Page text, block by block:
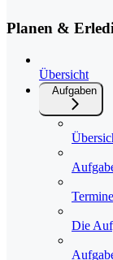
Planen &
Übersicht
Aufgaben
Die